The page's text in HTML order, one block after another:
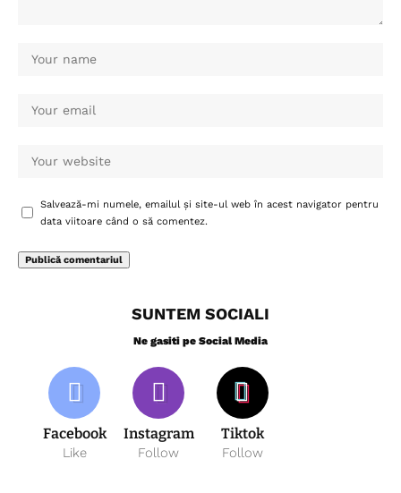
Salvează-mi numele, emailul și site-ul web în acest navigator pentru
data viitoare când o să comentez.
SUNTEM SOCIALI
Ne gasiti pe Social Media
Facebook
Like
Instagram
Follow
Tiktok
Follow